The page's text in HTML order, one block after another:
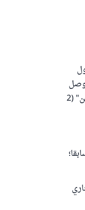
وصل
إليه ثواب ماله : سره ذلك أعظم من سروره بوصوله إليه في الدنيا... " انتهى من "مدارج السالكين" (2